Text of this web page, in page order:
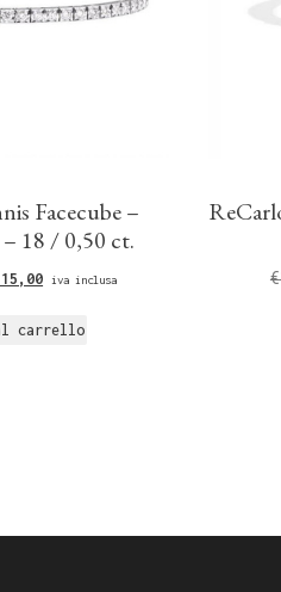
Facecube –
18 / 0,50 ct.
iva inclusa
carrello
€